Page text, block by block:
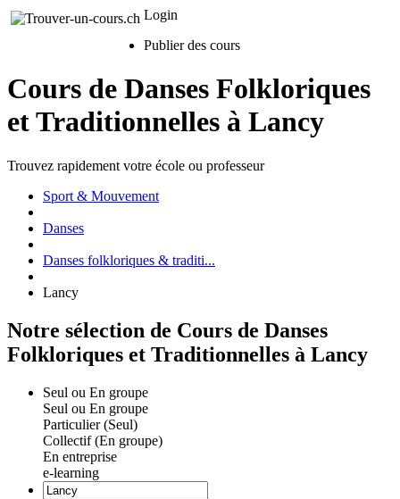
Login
Publier des cours
Cours de Danses Folkloriques
et Traditionnelles à Lancy
Trouvez rapidement votre école ou professeur
Sport & Mouvement
Danses
Danses folkloriques & traditi...
Lancy
Notre sélection de Cours de Danses
Folkloriques et Traditionnelles à Lancy
Seul ou En groupe
Seul ou En groupe
Particulier (Seul)
Collectif (En groupe)
En entreprise
e-learning